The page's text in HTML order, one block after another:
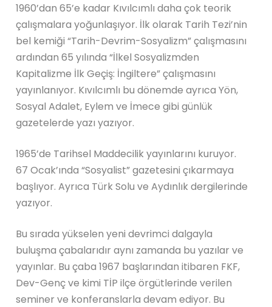
1960’dan 65’e kadar Kıvılcımlı daha çok teorik
çalışmalara yoğunlaşıyor. İlk olarak Tarih Tezi’nin
bel kemiği “Tarih-Devrim-Sosyalizm” çalışmasını
ardından 65 yılında “İlkel Sosyalizmden
Kapitalizme İlk Geçiş: İngiltere” çalışmasını
yayınlanıyor. Kıvılcımlı bu dönemde ayrıca Yön,
Sosyal Adalet, Eylem ve İmece gibi günlük
gazetelerde yazı yazıyor.
1965’de Tarihsel Maddecilik yayınlarını kuruyor.
67 Ocak’ında “Sosyalist” gazetesini çıkarmaya
başlıyor. Ayrıca Türk Solu ve Aydınlık dergilerinde
yazıyor.
Bu sırada yükselen yeni devrimci dalgayla
buluşma çabalarıdır aynı zamanda bu yazılar ve
yayınlar. Bu çaba 1967 başlarından itibaren FKF,
Dev-Genç ve kimi TİP ilçe örgütlerinde verilen
seminer ve konferanslarla devam ediyor. Bu